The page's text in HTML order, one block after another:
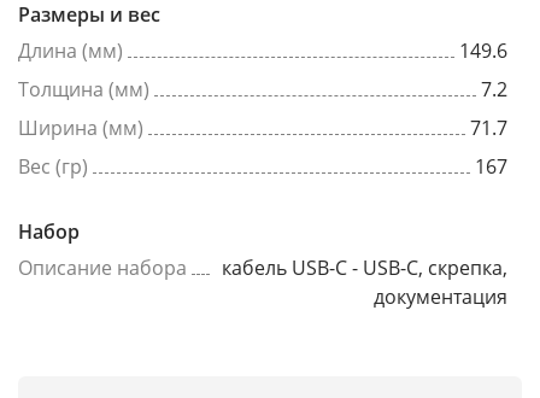
Размеры и вес
Длина (мм)
149.6
Толщина (мм)
7.2
Ширина (мм)
71.7
Вес (гр)
167
Набор
Описание набора
кабель USB-C - USB-C, скрепка,
документация